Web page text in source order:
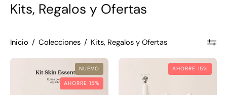
de
Kits, Regalos y Ofertas
Inicio / Colecciones / Kits, Regalos y Ofertas
SKIN
ESSENTIALS
NUEVO
AHORRE 15%
KIT
RUTINA
AHORRE 15%